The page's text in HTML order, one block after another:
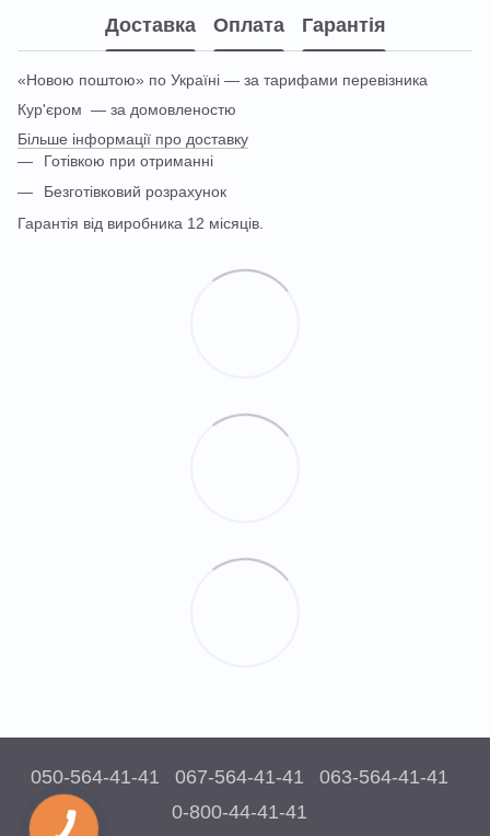
Доставка Оплата Гарантія
«Новою поштою» по Україні — за тарифами перевізника
Кур'єром — за домовленостю
Більше інформації про доставку
Готівкою при отриманні
Безготівковий розрахунок
Гарантія від виробника 12 місяців.
050-564-41-41 067-564-41-41
063-564-41-41
0-800-44-41-41